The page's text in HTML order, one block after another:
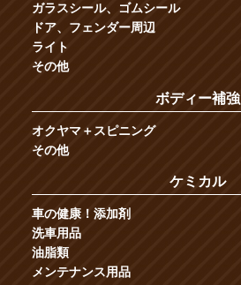
ガラスシール、ゴムシール
ドア、フェンダー周辺
ライト
その他
ボディー補強
オクヤマ＋スピニング
その他
ケミカル
車の健康！添加剤
洗車用品
油脂類
メンテナンス用品